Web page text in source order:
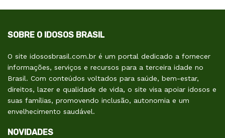
SOBRE O IDOSOS BRASIL
O site idososbrasil.com.br é um portal dedicado a fornecer
informações, serviços e recursos para a terceira idade no
Brasil. Com conteúdos voltados para saúde, bem-estar,
direitos, lazer e qualidade de vida, o site visa apoiar idosos e
suas famílias, promovendo inclusão, autonomia e um
envelhecimento saudável.
NOVIDADES